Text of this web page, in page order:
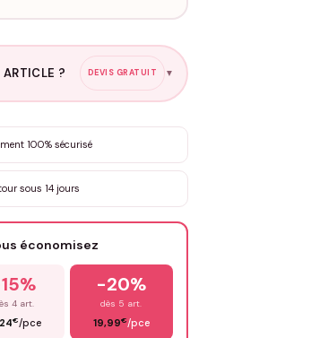
? DEVIS GRATUIT ▼
la demande
100% sécurisé
sous 14 jours
économisez
4 art.
€/pce
-20%
dès 5 art.
19,99€/pce